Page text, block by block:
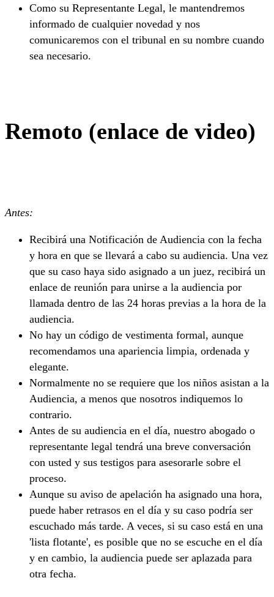
Como su Representante Legal, le mantendremos
informado de cualquier novedad y nos
comunicaremos con el tribunal en su nombre cuando
sea necesario.
Remoto (enlace de video)
Antes:
Recibirá una Notificación de Audiencia con la fecha
y hora en que se llevará a cabo su audiencia. Una vez
que su caso haya sido asignado a un juez, recibirá un
enlace de reunión para unirse a la audiencia por
llamada dentro de las 24 horas previas a la hora de la
audiencia.
No hay un código de vestimenta formal, aunque
recomendamos una apariencia limpia, ordenada y
elegante.
Normalmente no se requiere que los niños asistan a la
Audiencia, a menos que nosotros indiquemos lo
contrario.
Antes de su audiencia en el día, nuestro abogado o
representante legal tendrá una breve conversación
con usted y sus testigos para asesorarle sobre el
proceso.
Aunque su aviso de apelación ha asignado una hora,
puede haber retrasos en el día y su caso podría ser
escuchado más tarde. A veces, si su caso está en una
'lista flotante', es posible que no se escuche en el día
y en cambio, la audiencia puede ser aplazada para
otra fecha.